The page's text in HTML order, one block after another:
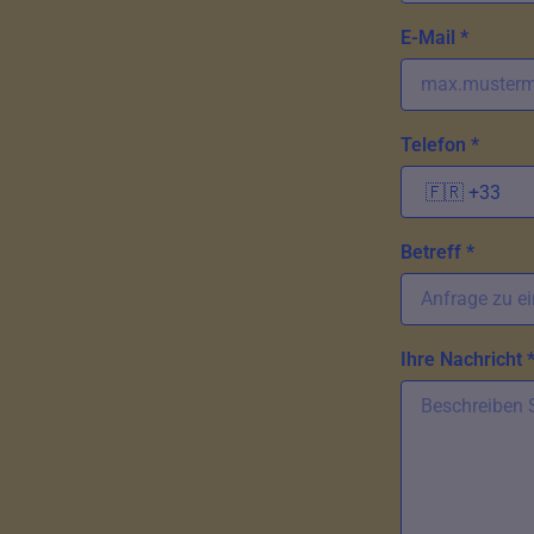
E-Mail *
Telefon *
Betreff *
Ihre Nachricht *